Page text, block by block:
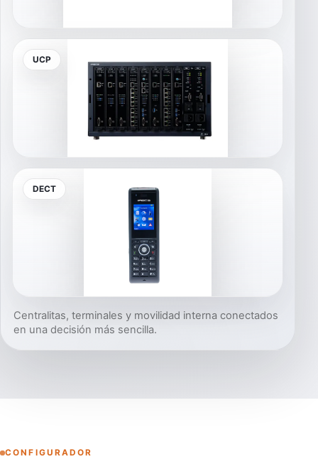
UCP
DECT
Centralitas, terminales y movilidad interna conectados
en una decisión más sencilla.
CONFIGURADOR